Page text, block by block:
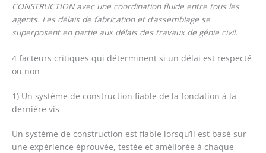
CONSTRUCTION avec une coordination fluide entre tous les
agents. Les délais de fabrication et d’assemblage se
superposent en partie aux délais des travaux de génie civil.
4 facteurs critiques qui déterminent si un délai est respecté
ou non
1) Un système de construction fiable de la fondation à la
dernière vis
Un système de construction est fiable lorsqu’il est basé sur
une expérience éprouvée, testée et améliorée à chaque